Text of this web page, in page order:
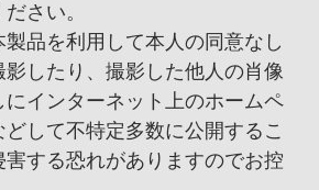
さい。
製品を利用して本人の同意なし
したり、 撮影した他人の肖像
にインターネット上のホームペ
して不特定多数に公開するこ
害する恐れがありますのでお控